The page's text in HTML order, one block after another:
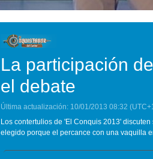
La participación
el debate
Última actualización: 10/01/2013 08:32
Los contertulios de 'El Conquis 2013'
elegido porque el percance con una vaquilla